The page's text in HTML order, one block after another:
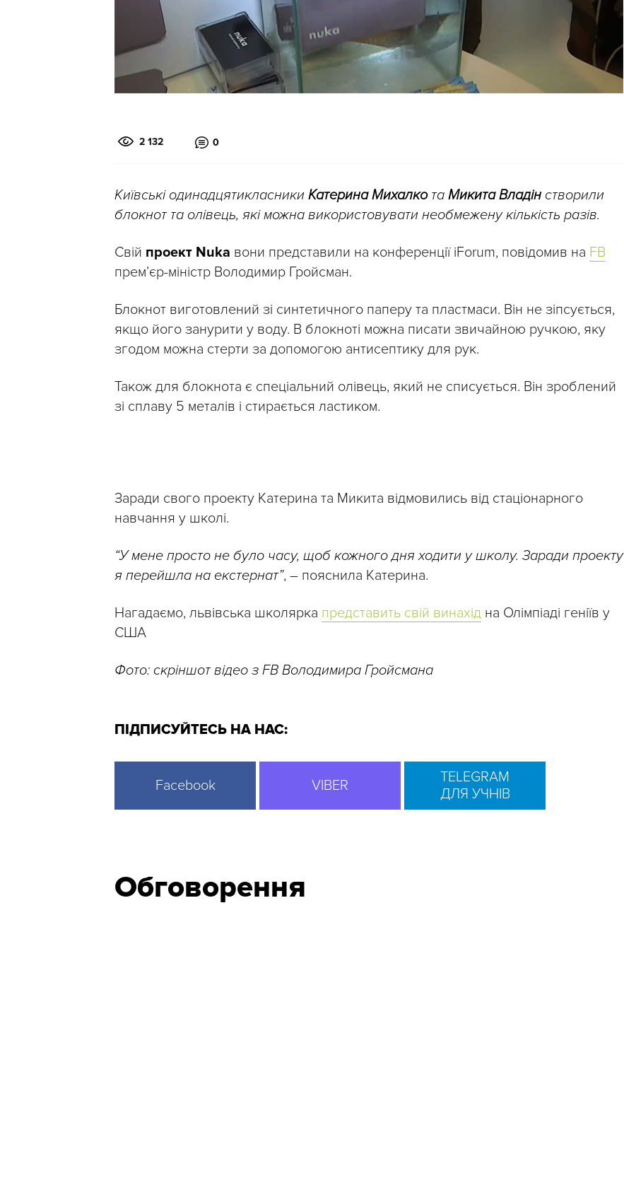
2 132 0
Київські одинадцятикласники Катерина Михалкота Микита Владін створили
блокнот та олівець, які можна використовувати необмежену кількість разів.
Свій проект Nuka вони представили на конференції iForum, повідомив на FB
прем’єр-міністр Володимир Гройсман.
Блокнот виготовлений зі синтетичного паперу та пластмаси. Він не зіпсується,
якщо його занурити у воду. В блокноті можна писати звичайною ручкою, яку
згодом можна стерти за допомогою антисептику для рук.
Також для блокнота є спеціальний олівець, який не списується. Він зроблений
зі сплаву 5 металів і стирається ластиком.
Заради свого проекту Катерина та Микита відмовились від стаціонарного
навчання у школі.
“У мене просто не було часу, щоб кожного дня ходити у школу. Заради проекту
я перейшла на екстернат”, – пояснила Катерина.
Нагадаємо, львівська школярка представить свій винахід на Олімпіаді геніїв у
США
Фото: скріншот відео з FB Володимира Гройсмана
ПІДПИСУЙТЕСЬ НА НАС:
Facebook VIBER
TELEGRAM
ДЛЯ УЧНІВ
Обговорення